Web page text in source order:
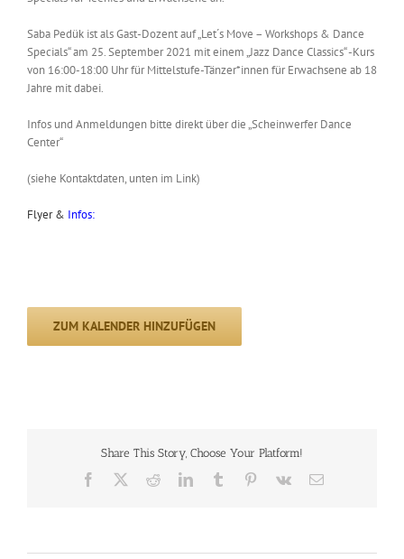
Saba Pedük ist als Gast-Dozent auf „Let´s Move – Workshops & Dance
Specials“ am 25. September 2021 mit einem „Jazz Dance Classics“ -Kurs
von 16:00-18:00 Uhr für Mittelstufe-Tänzer*innen für Erwachsene ab 18
Jahre mit dabei.
Infos und Anmeldungen bitte direkt über die „Scheinwerfer Dance
Center“
(siehe Kontaktdaten, unten im Link)
Flyer & Infos:
ZUM KALENDER HINZUFÜGEN
Share This Story, Choose Your Platform!
Facebook RedditLinkedInTumblr Pinterest
Vk
E-